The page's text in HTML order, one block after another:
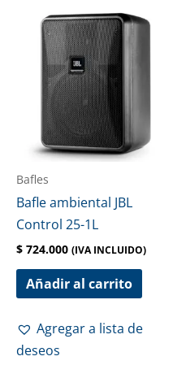
Bafles
Bafle ambiental JBL
Control 25-1L
$ 724.000 (IVA INCLUIDO)
Añadir al carrito
Agregar a lista de
deseos